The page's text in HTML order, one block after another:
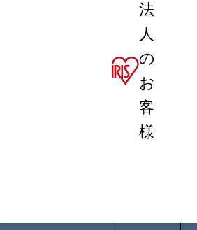
法
人
の
お
客
様